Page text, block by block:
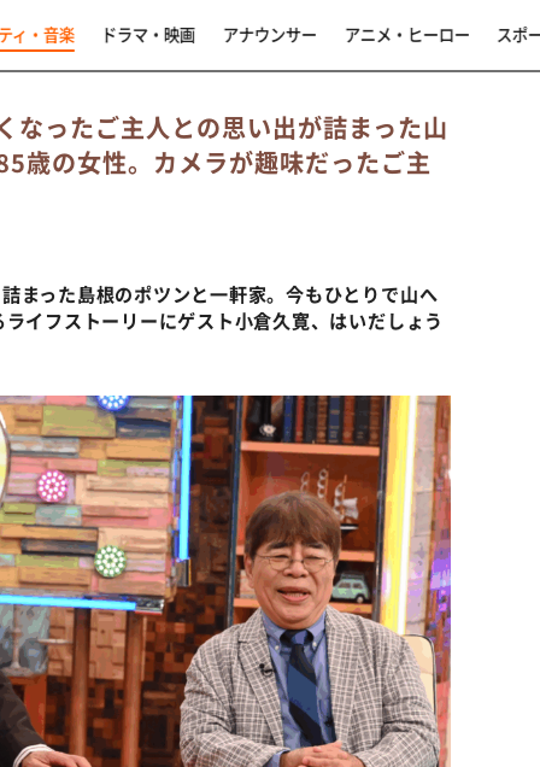
ィ・音楽 ドラマ・映画 アナウンサー アニメ・ヒーロー スポ
なったご主人との思い出が詰まった山
歳の女性。カメラが趣味だったご主
まった島根のポツンと一軒家。今もひとりで山へ
イフストーリーにゲスト小倉久寛、はいだしょう